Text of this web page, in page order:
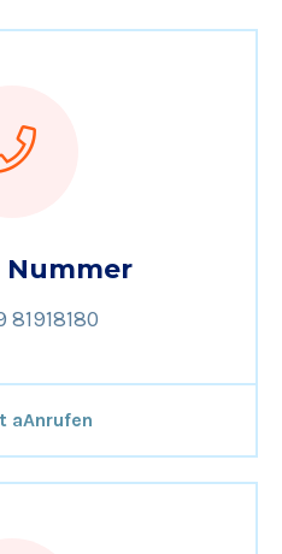
Nummer
81918180
aAnrufen